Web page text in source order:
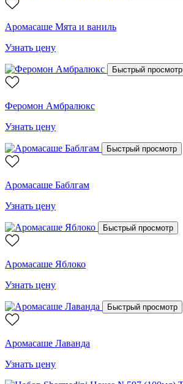
Аромасаше Мята и ваниль
Узнать цену
Быстрый просмотр
Феромон Амбралюкс
Узнать цену
Быстрый просмотр
Аромасаше Баблгам
Узнать цену
Быстрый просмотр
Аромасаше Яблоко
Узнать цену
Быстрый просмотр
Аромасаше Лаванда
Узнать цену